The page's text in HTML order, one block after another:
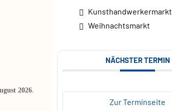
2026.
Kunsthandwerkermarkt
Weihnachtsmarkt
NÄCHSTER TERMIN
Zur Terminseite